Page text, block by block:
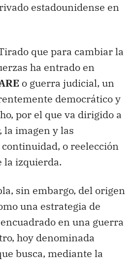
estadounidense en
que para cambiar la
ha entrado en
o guerra judicial, un
democrático y
por el que va dirigido a
la imagen y las
o reelección
la izquierda.
sin embargo, del origen
una estrategia de
en una guerra
hoy denominada
busca, mediante la